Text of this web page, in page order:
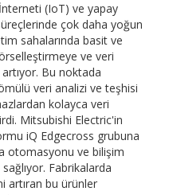
(IoT) ve yapay
çok daha yoğun
sahalarında basit ve
ve veri
Bu noktada
veri analizi ve teşhisi
kolayca veri
Mitsubishi Electric'in
iQ Edgecross grubuna
otomasyonu ve bilişim
Fabrikalarda
artıran bu ürünler